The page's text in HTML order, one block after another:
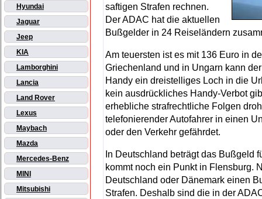
Hyundai
Jaguar
Jeep
KIA
Lamborghini
Lancia
Land Rover
Lexus
Maybach
Mazda
Mercedes-Benz
MINI
Mitsubishi
saftigen Strafen rechnen.
Der ADAC hat die aktuellen
Bußgelder in 24 Reiseländern
Am teuersten ist es mit 136 Euro in
Griechenland und in Ungarn kann
Handy ein dreistelliges Loch in die
kein ausdrückliches Handy-Verbot
erhebliche strafrechtliche Folgen
telefonierender Autofahrer in einen
oder den Verkehr gefährdet.
In Deutschland beträgt das Bußgeld
kommt noch ein Punkt in Flensburg.
Deutschland oder Dänemark einen
Strafen. Deshalb sind die in der